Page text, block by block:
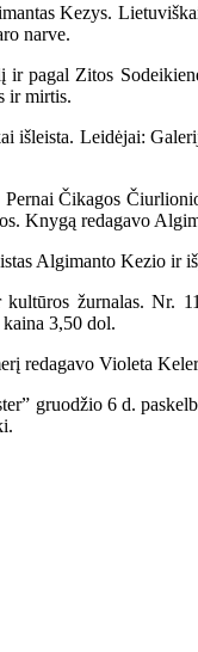
Kezys.
narve.
Zitos
ir mirtis.
išleista. Leidėjai:
Čikagos Čiurlionio
Knygą redagavo
Algimanto Kezio ir
žurnalas. Nr.
3,50 dol.
redagavo Violeta
gruodžio 6 d.